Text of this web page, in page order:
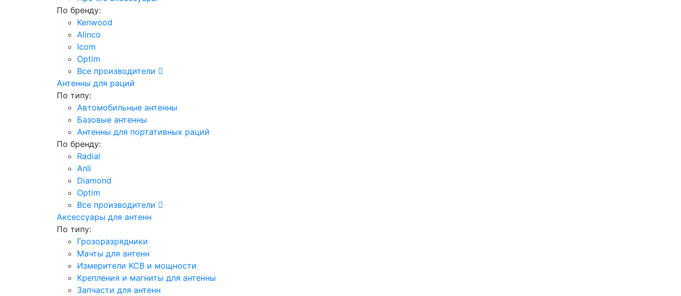
По бренду:
Kenwood
Alinco
Icom
Optim
Все производители
Антенны для раций
По типу:
Автомобильные антенны
Базовые антенны
Антенны для портативных раций
По бренду:
Radial
Anli
Diamond
Optim
Все производители
Аксессуары для антенн
По типу:
Грозоразрядники
Мачты для антенн
Измерители КСВ и мощности
Крепления и магниты для антенны
Запчасти для антенн